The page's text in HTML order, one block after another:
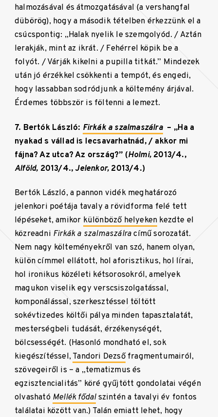
halmozásával és átmozgatásával (a vershangfal
dübörög), hogy a második tételben érkezzünk el a
csúcspontig: „Halak nyelik le szemgolyód. / Aztán
lerakják, mint az ikrát. / Fehérrel köpik be a
folyót. / Várják kikelni a pupilla titkát.” Mindezek
után jó érzékkel csökkenti a tempót, és engedi,
hogy lassabban sodródjunk a költemény árjával.
Érdemes többször is föltenni a lemezt.
7. Bertók László: Firkák a szalmaszálra – „Ha a
nyakad s vállad is lecsavarhatnád, / akkor mi
fájna? Az utca? Az ország?” (Holmi, 2013/4.,
Alföld, 2013/4.,Jelenkor, 2013/4.)
Bertók László, a pannon vidék meghatározó
jelenkori poétája tavaly a rövidforma felé tett
lépéseket, amikor különböző helyeken kezdte el
közreadni Firkák a szalmaszálracímű sorozatát.
Nem nagy költeményekről van szó, hanem olyan,
külön címmel ellátott, hol aforisztikus, hol lírai,
hol ironikus közéleti kétsorosokról, amelyek
magukon viselik egy verscsiszolgatással,
komponálással, szerkesztéssel töltött
sokévtizedes költői pálya minden tapasztalatát,
mesterségbeli tudását, érzékenységét,
bölcsességét. (Hasonló mondható el, sok
kiegészítéssel,Tandori Dezsőfragmentumairól,
szövegeiről is – a „tematizmus és
egzisztencialitás” köré gyűjtött gondolatai végén
olvasható Mellék fődalszintén a tavalyi év fontos
találatai között van.) Talán emiatt lehet, hogy